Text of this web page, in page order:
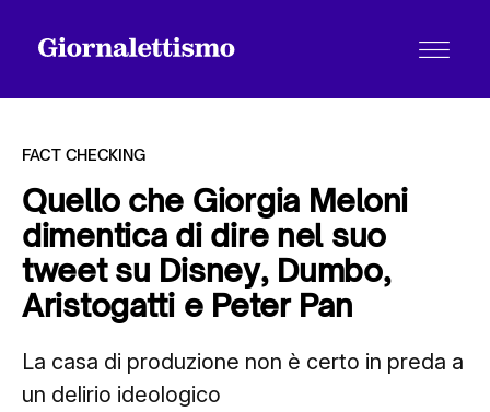
Tutti gli articoli
Chi siamo
FACT CHECKING
Quello che Giorgia Meloni
dimentica di dire nel suo
tweet su Disney, Dumbo,
Aristogatti e Peter Pan
La casa di produzione non è certo in preda a
un delirio ideologico